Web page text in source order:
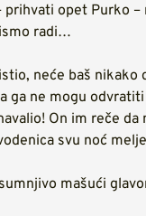
prihvati opet Purko –
radi…
neće baš nikako
ga ne mogu
On im reče da
svu noć
mašući